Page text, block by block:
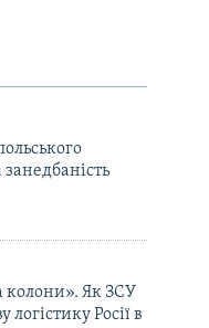
Як ЗСУ
логістику Росії в